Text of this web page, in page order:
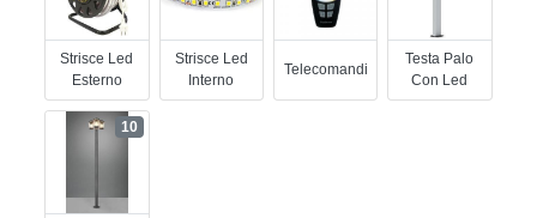
Strisce Led
Esterno
Strisce Led
Interno
Telecomandi
Testa Palo
Con Led
10